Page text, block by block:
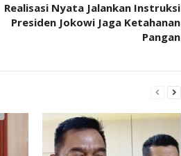
Realisasi Nyata Jalankan Instruksi
Presiden Jokowi Jaga Ketahanan
Pangan